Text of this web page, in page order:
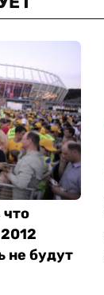
что
не будут